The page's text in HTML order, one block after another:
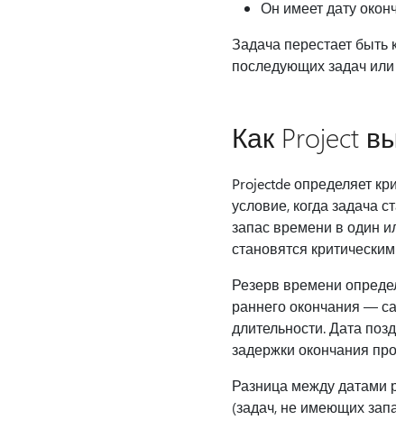
Он имеет дату
Задача перестает быть
последующих задач или
Как Project
Projectde определяет
условие, когда задача
запас времени в один
становятся
Резерв времени
раннего окончания —
длительности. Дата
задержки окончания
Разница между датами
(задач, не имеющих